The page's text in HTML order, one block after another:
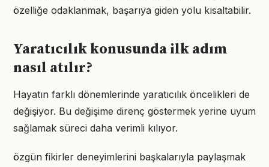
özelliğe odaklanmak, başarıya giden yolu kısaltabilir.
Yaratıcılık konusunda ilk adım
nasıl atılır?
Hayatın farklı dönemlerinde yaratıcılık öncelikleri de
değişiyor. Bu değişime direnç göstermek yerine uyum
sağlamak süreci daha verimli kılıyor.
özgün fikirler deneyimlerini başkalarıyla paylaşmak